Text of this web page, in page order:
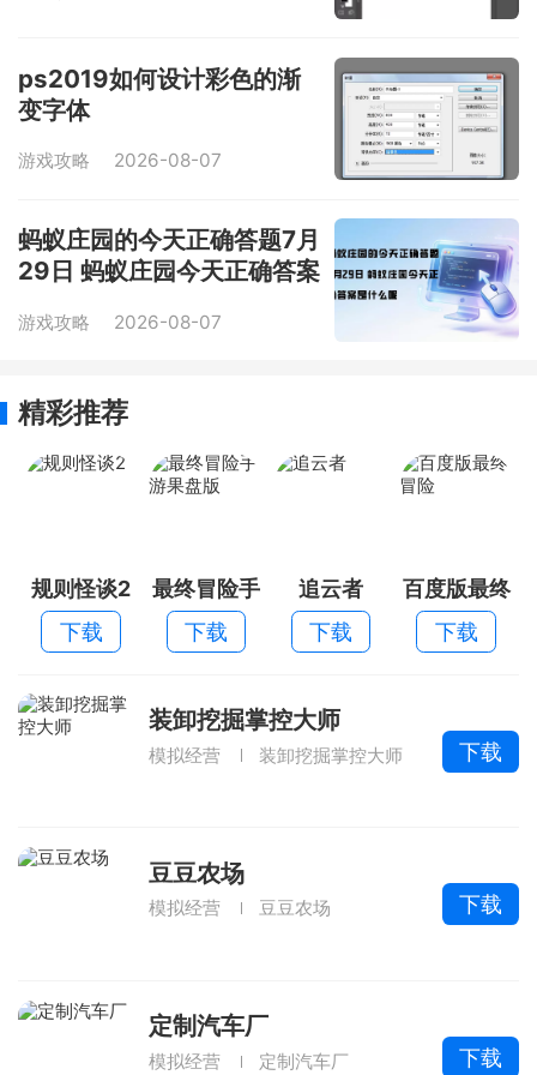
ps2019如何设计彩色的渐
变字体
游戏攻略 2026-08-07
蚂蚁庄园的今天正确答题7月
29日 蚂蚁庄园今天正确答案
游戏攻略 2026-08-07
精彩推荐
规则怪谈2
下载
最终冒险手
游果盘版
下载
追云者
下载
百度版最终
冒险
下载
装卸挖掘掌控大师
模拟经营 装卸挖掘掌控大师 下载
豆豆农场
模拟经营 豆豆农场 下载
定制汽车厂
模拟经营 定制汽车厂 下载